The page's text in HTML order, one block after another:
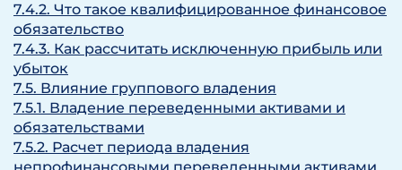
7.4.2. Что такое квалифицированное финансовое
обязательство
7.4.3. Как рассчитать исключенную прибыль или
убыток
7.5. Влияние группового владения
7.5.1. Владение переведенными активами и
обязательствами
7.5.2. Расчет периода владения